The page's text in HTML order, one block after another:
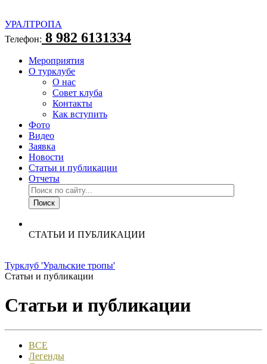
УРАЛТРОПА
Телефон: 8 982 6131334
Мероприятия
О турклубе
О нас
Совет клуба
Контакты
Как вступить
Фото
Видео
Заявка
Новости
Статьи и публикации
Отчеты
СТАТЬИ И ПУБЛИКАЦИИ
Турклуб 'Уральские тропы'
Статьи и публикации
Статьи и публикации
ВСЕ
Легенды